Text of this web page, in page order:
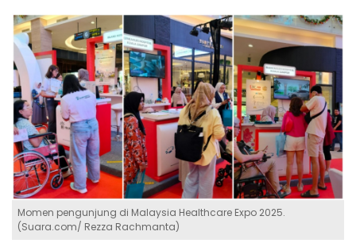
Momen pengunjung di Malaysia Healthcare Expo 2025.
(Suara.com/ Rezza Rachmanta)